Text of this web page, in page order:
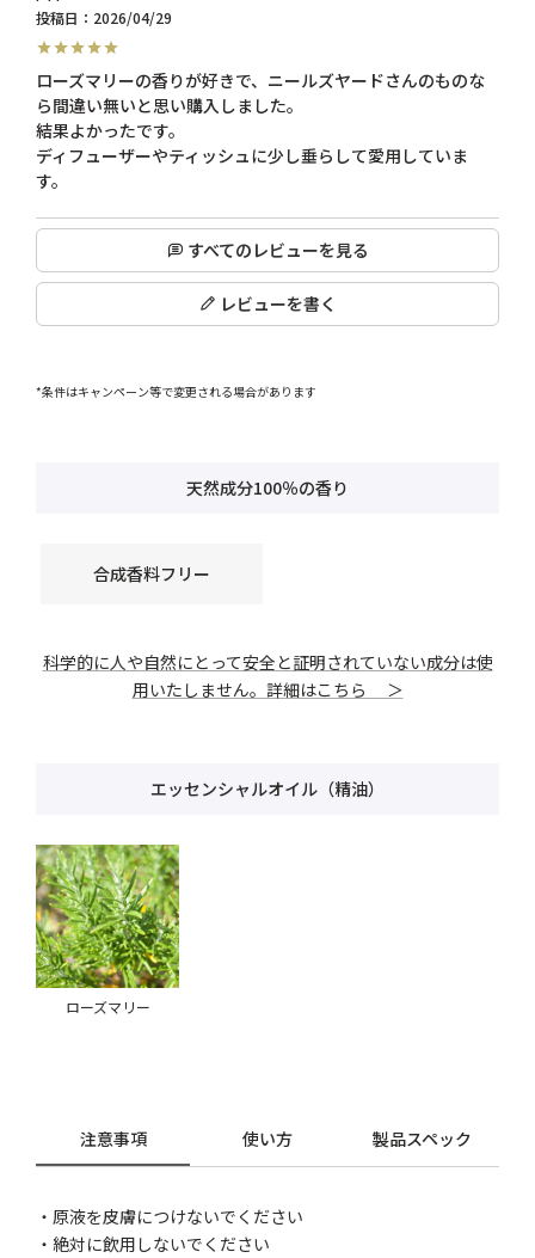
投稿日
2026/04/29
ローズマリーの香りが好きで、ニールズヤードさんのものな
ら間違い無いと思い購入しました。
結果よかったです。
ディフューザーやティッシュに少し垂らして愛用していま
す。
すべてのレビューを見る
レビューを書く
*条件はキャンペーン等で変更される場合があります
天然成分100％の香り
合成香料フリー
科学的に人や自然にとって安全と証明されていない成分は使
用いたしません。詳細はこちら ＞
エッセンシャルオイル（精油）
ローズマリー
注意事項 使い方 製品スペック
・原液を皮膚につけないでください
・絶対に飲用しないでください